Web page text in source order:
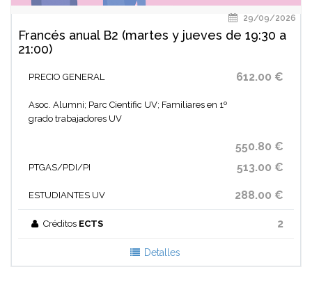
29/09/2026
Francés anual B2 (martes y jueves de 19:30 a
21:00)
PRECIO GENERAL 612.00 €
Asoc. Alumni; Parc Cientific UV; Familiares en 1º
grado trabajadores UV
550.80 €
PTGAS/PDI/PI 513.00 €
ESTUDIANTES UV 288.00 €
Créditos ECTS 2
Detalles